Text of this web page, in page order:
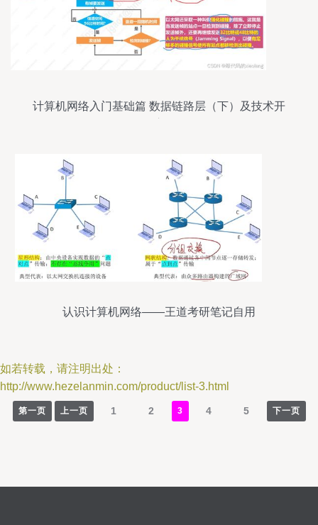
计算机网络入门基础篇 数据链路层（下）及技术开
认识计算机网络——王道考研笔记自用
如若转载，请注明出处：
http://www.hezelanmin.com/product/list-3.html
第一页 上一页 1 2 3 4 5 下一页